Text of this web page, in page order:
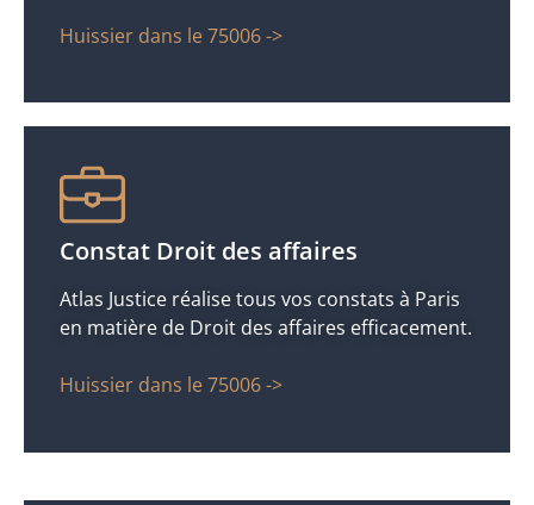
Huissier dans le 75006 ->
Constat Droit des affaires
Atlas Justice réalise tous vos constats à Paris
en matière de Droit des affaires efficacement.
Huissier dans le 75006 ->